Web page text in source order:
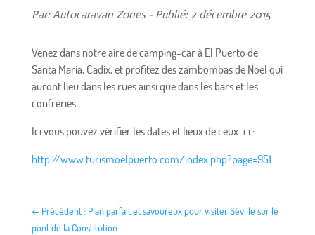
Par: Autocaravan Zones - Publié: 2 décembre 2015
Venez dans notre aire de camping-car à El Puerto de
Santa María, Cadix, et profitez des zambombas de Noël qui
auront lieu dans les rues ainsi que dans les bars et les
confréries.
Ici vous pouvez vérifier les dates et lieux de ceux-ci :
http://www.turismoelpuerto.com/index.php?page=951
← Précédent : Plan parfait et savoureux pour visiter Séville sur le
pont de la Constitution